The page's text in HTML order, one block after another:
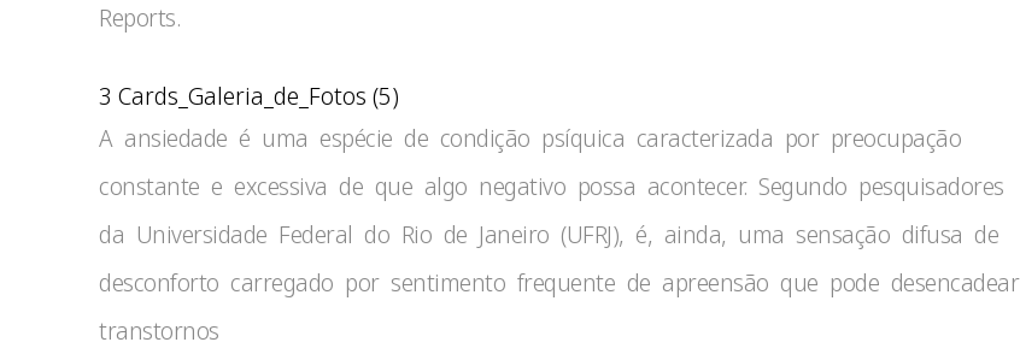
Reports.
3 Cards_Galeria_de_Fotos (5)
A ansiedade é uma espécie de condição psíquica caracterizada por preocupação
constante e excessiva de que algo negativo possa acontecer. Segundo pesquisadores
da Universidade Federal do Rio de Janeiro (UFRJ), é, ainda, uma sensação difusa de
desconforto carregado por sentimento frequente de apreensão que pode desencadear
transtornos